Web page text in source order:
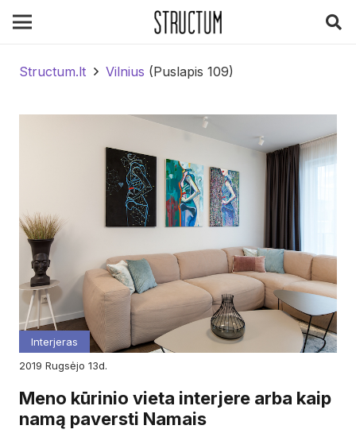
Structum.lt Vilnius (Puslapis 109)
Interjeras
2019
rugsėjo 13d.
Meno kūrinio vieta interjere arba kaip
namą paversti Namais